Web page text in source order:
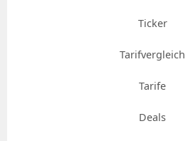
Ticker
Tarifvergleich
Tarife
Deals